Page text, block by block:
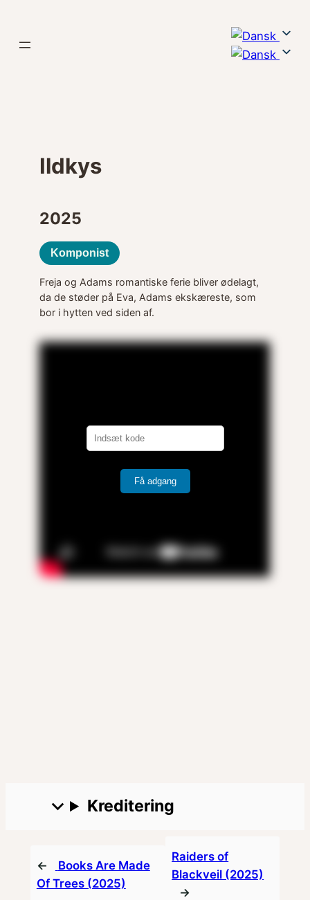
indhold
Ildkys
2025
Komponist
Freja og Adams romantiske ferie bliver ødelagt,
da de støder på Eva, Adams ekskæreste, som
bor i hytten ved siden af.
Få adgang
2 Tracks
Kreditering
←
Books Are Made
Of Trees (2025)
Raiders of
Blackveil (2025)
→